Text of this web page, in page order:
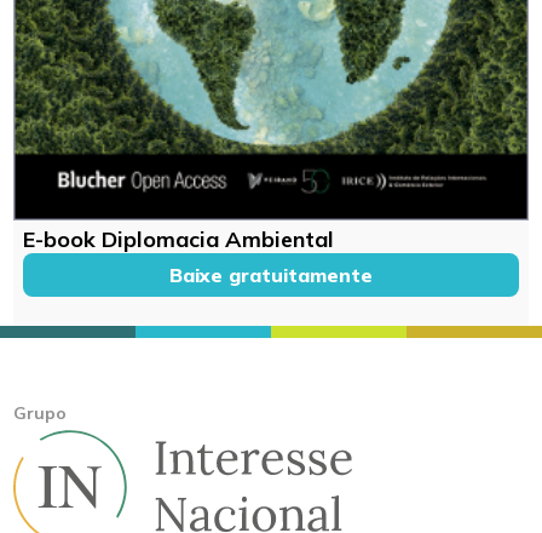
E-book Diplomacia Ambiental
Baixe gratuitamente
Grupo